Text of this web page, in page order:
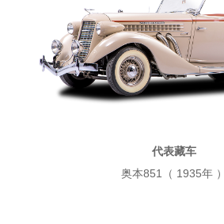
代表藏车
奥本851 （ 1935年 ）